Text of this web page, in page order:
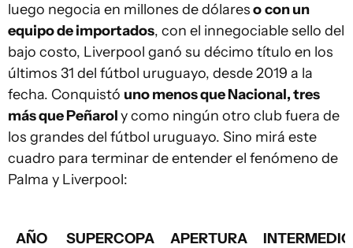
luego negocia en millones de dólaresocon un
equipo de importados, con el innegociable sello del
bajo costo, Liverpool ganó su décimo título en los
últimos 31 del fútbol uruguayo, desde 2019 a la
fecha. Conquistó uno menos que Nacional, tres
más que Peñaroly como ningún otro club fuera de
los grandes del fútbol uruguayo. Sino mirá este
cuadro para terminar de entender el fenómeno de
Palma y Liverpool:
AÑO SUPERCOPA APERTURA INTERMEDIO